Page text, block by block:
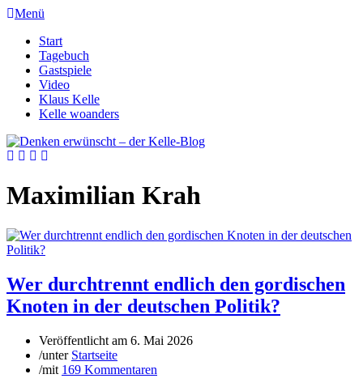
Menü
Start
Tagebuch
Gastspiele
Video
Klaus Kelle
Kelle woanders
Maximilian Krah
Wer durchtrennt endlich den gordischen
Knoten in der deutschen Politik?
Veröffentlicht am 6. Mai 2026
/unter Startseite
/mit 169 Kommentaren